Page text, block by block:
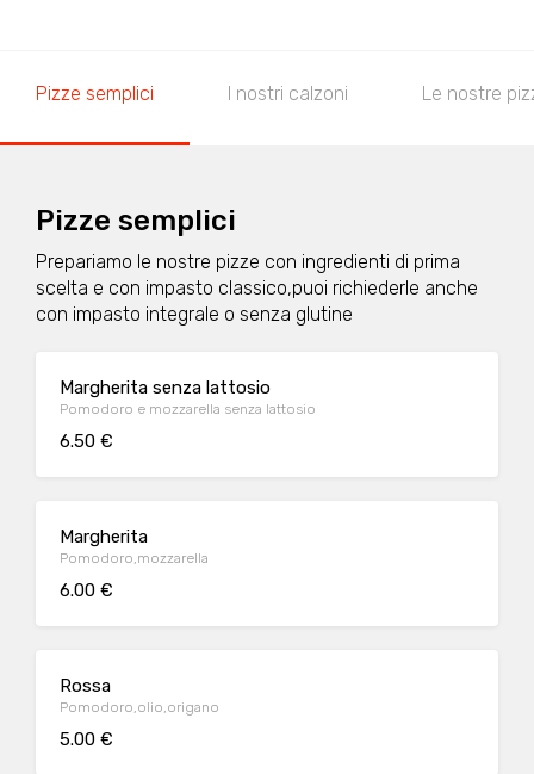
Pizze semplici I nostri calzoni Le nostre
Pizze semplici
Prepariamo le nostre pizze con ingredienti di prima
scelta e con impasto classico,puoi richiederle anche
con impasto integrale o senza glutine
Margherita senza lattosio
Pomodoro e mozzarella senza lattosio
6.50 €
Margherita
Pomodoro,mozzarella
6.00 €
Rossa
Pomodoro,olio,origano
5.00 €